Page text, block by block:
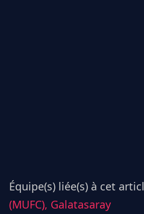
Équipe(s) liée(s) à cet
(MUFC), Galatasaray